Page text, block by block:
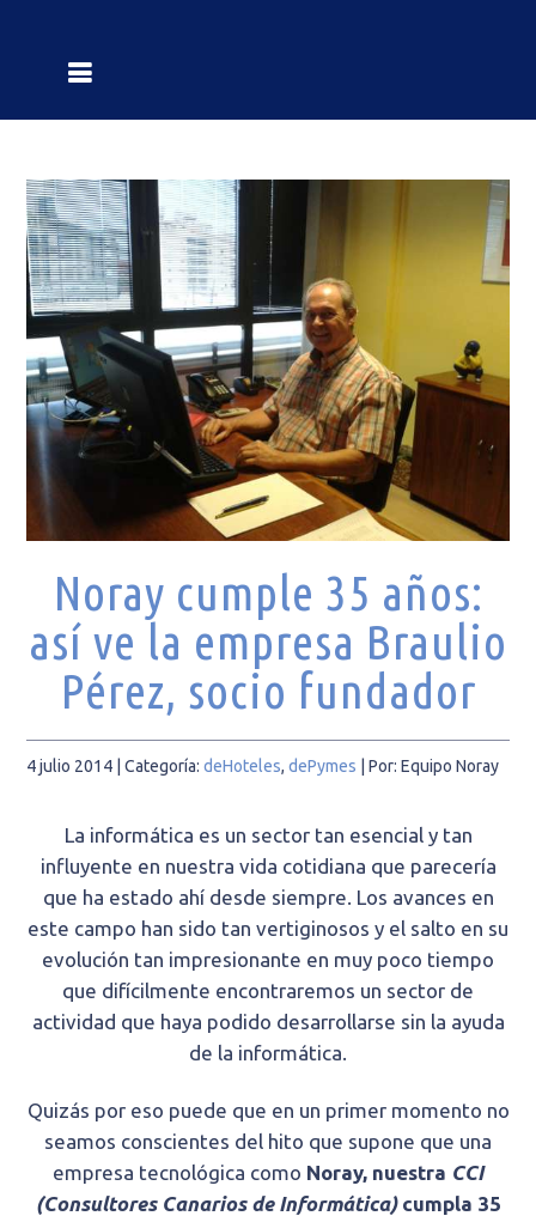
Noray cumple 35 años:
así ve la empresa Braulio
Pérez, socio fundador
4 julio 2014 | Categoría:deHoteles,dePymes |Por: Equipo Noray
La informática es un sector tan esencial y tan
influyente en nuestra vida cotidiana que parecería
que ha estado ahí desde siempre. Los avances en
este campo han sido tan vertiginosos y el salto en su
evolución tan impresionante en muy poco tiempo
que difícilmente encontraremos un sector de
actividad que haya podido desarrollarse sin la ayuda
de la informática.
Quizás por eso puede que en un primer momento no
seamos conscientes del hito que supone que una
empresa tecnológica como Noray, nuestra CCI
(Consultores Canarios de Informática)cumpla 35